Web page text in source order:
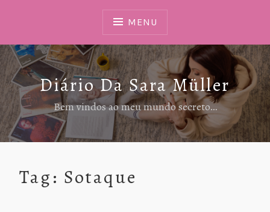
MENU
Diário Da Sara Müller
Bem vindos ao meu mundo secreto…
Tag: Sotaque